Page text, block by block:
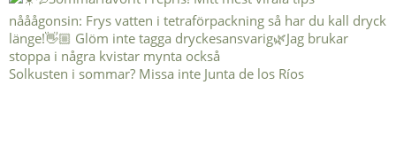
Solkusten i sommar? Missa inte Junta de los Ríos